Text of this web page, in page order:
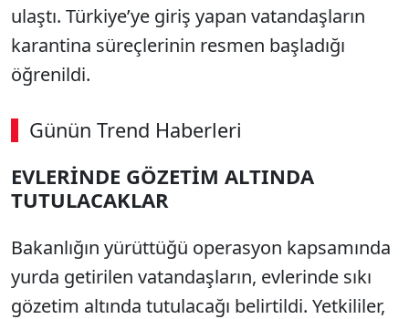
ulaştı. Türkiye’ye giriş yapan vatandaşların
karantina süreçlerinin resmen başladığı
öğrenildi.
Günün Trend Haberleri
00:04 / 09:08
EVLERİNDE GÖZETİM ALTINDA
TUTULACAKLAR
Bakanlığın yürüttüğü operasyon kapsamında
yurda getirilen vatandaşların, evlerinde sıkı
gözetim altında tutulacağı belirtildi. Yetkililer,